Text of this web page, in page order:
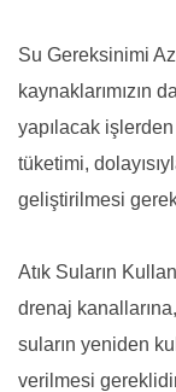
Su Gereksinimi
kaynaklarımızın
yapılacak
tüketimi,
geliştirilmesi
Atık Suların
drenaj
suların yeniden
verilmesi